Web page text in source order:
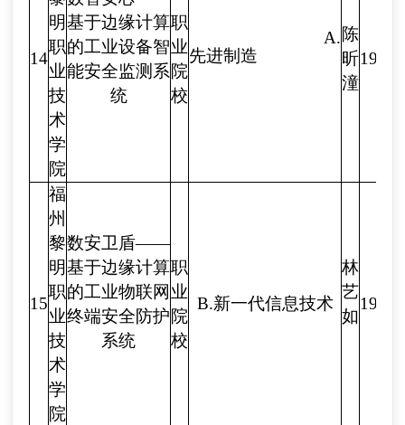
14
明
职
业
技
术
学
院
基于边缘计算
的工业设备智
能安全监测系
统
职
业
院
校
A.
先进制造
陈
昕
潼
15
福
州
黎
明
职
业
技
术
学
院
数安卫盾——
基于边缘计算
的工业物联网
终端安全防护
系统
职
业
院
校
B.新一代信息技术
林
艺
如